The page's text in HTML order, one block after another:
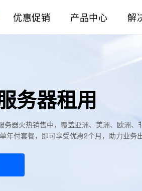
优惠促销 产品中心 解
务器租用
务器火热销售中，覆盖亚洲、美洲、欧洲
年付套餐，即可享受优惠2个月，助力业务